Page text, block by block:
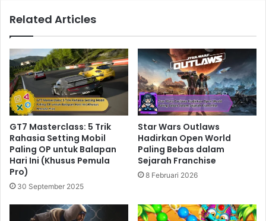
Related Articles
GT7 Masterclass: 5 Trik
Rahasia Setting Mobil
Paling OP untuk Balapan
Hari Ini (Khusus Pemula
Pro)
30 September 2025
Star Wars Outlaws
Hadirkan Open World
Paling Bebas dalam
Sejarah Franchise
8 Februari 2026